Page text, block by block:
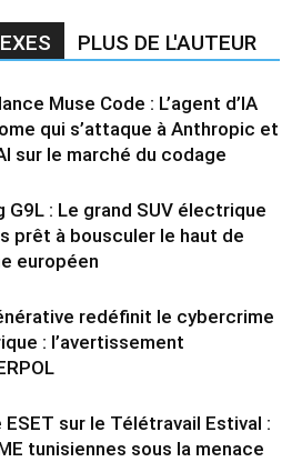
PLUS DE L'AUTEUR
Muse Code : L’agent d’IA
qui s’attaque à Anthropic et
sur le marché du codage
G9L : Le grand SUV électrique
prêt à bousculer le haut de
européen
redéfinit le cybercrime
: l’avertissement
sur le Télétravail Estival :
tunisiennes sous la menace